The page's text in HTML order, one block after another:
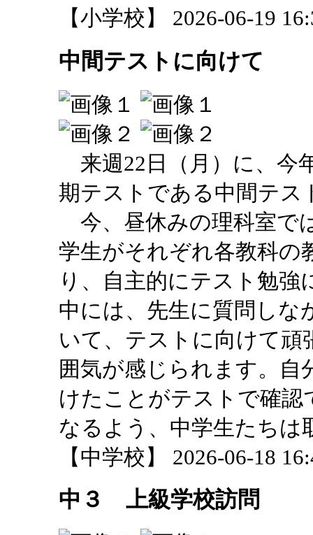
【小学校】 2026-06-19
中間テストに向けて
来週22日（月）に、今
期テストである中間テス
今、昼休みの理科室で
学生がそれぞれ各教科の
り、自主的にテスト勉
中には、先生に質問しな
いて、テストに向けて
囲気が感じられます。自
けたことがテストで確
なるよう、中学生たちは
【中学校】 2026-06-18
中３ 上級学校訪問